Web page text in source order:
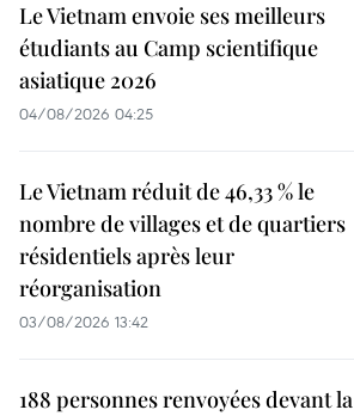
Le Vietnam envoie ses meilleurs
étudiants au Camp scientifique
asiatique 2026
04/08/2026 04:25
Le Vietnam réduit de 46,33 % le
nombre de villages et de quartiers
résidentiels après leur
réorganisation
03/08/2026 13:42
188 personnes renvoyées devant la